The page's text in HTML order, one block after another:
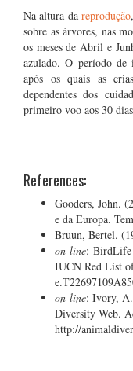
Na altura dareprodução
sobre as árvores, nas
os meses de Abril e
azulado. O período de
após os quais as
dependentes dos
primeiro voo aos 30
References:
Gooders, John.
e da Europa.
Bruun, Bertel.
on-line: BirdLife
IUCN Red List
on-line: Ivory,
Diversity Web.
http://